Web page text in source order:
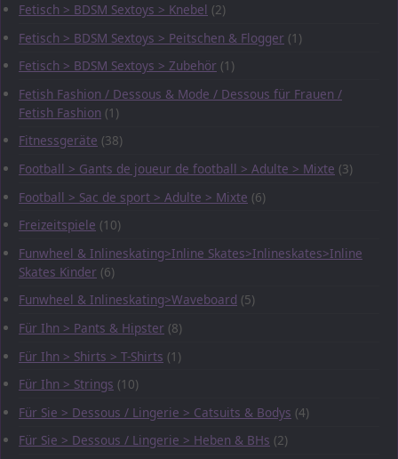
Fetisch > BDSM Sextoys > Knebel (2)
Fetisch > BDSM Sextoys > Peitschen & Flogger (1)
Fetisch > BDSM Sextoys > Zubehör (1)
Fetish Fashion / Dessous & Mode / Dessous für Frauen /
Fetish Fashion (1)
Fitnessgeräte (38)
Football > Gants de joueur de football > Adulte > Mixte (3)
Football > Sac de sport > Adulte > Mixte (6)
Freizeitspiele (10)
Funwheel & Inlineskating>Inline Skates>Inlineskates>Inline
Skates Kinder (6)
Funwheel & Inlineskating>Waveboard (5)
Für Ihn > Pants & Hipster (8)
Für Ihn > Shirts > T-Shirts (1)
Für Ihn > Strings (10)
Für Sie > Dessous / Lingerie > Catsuits & Bodys (4)
Für Sie > Dessous / Lingerie > Heben & BHs (2)